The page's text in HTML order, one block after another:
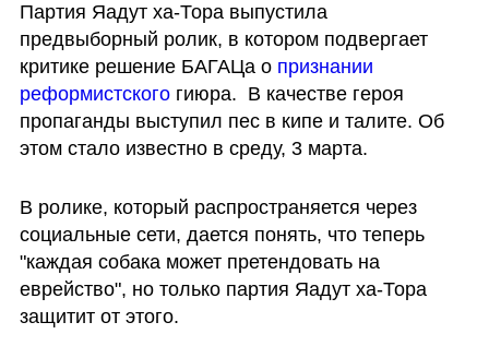
Партия Яадут ха-Тора выпустила
предвыборный ролик, в котором подвергает
критике решение БАГАЦа о признании
реформистского гиюра.  В качестве героя
пропаганды выступил пес в кипе и талите. Об
этом стало известно в среду, 3 марта.
В ролике, который распространяется через
социальные сети, дается понять, что теперь
"каждая собака может претендовать на
еврейство", но только партия Яадут ха-Тора
защитит от этого.